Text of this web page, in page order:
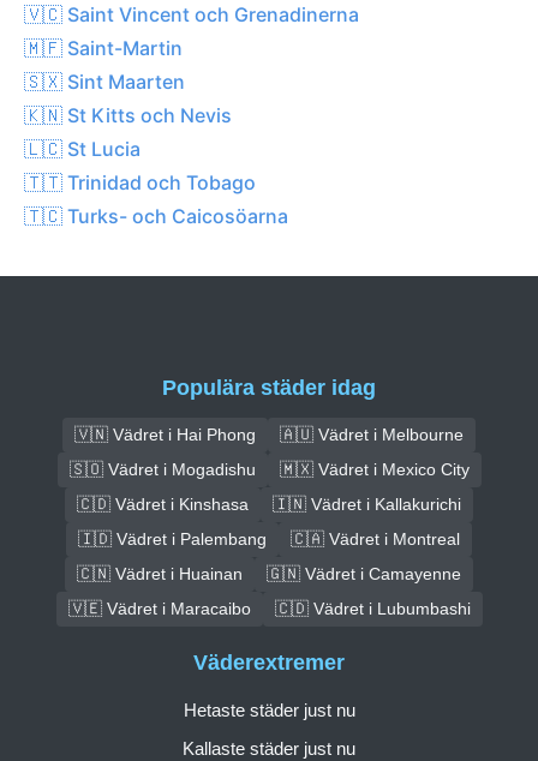
🇻🇨 Saint Vincent och Grenadinerna
🇲🇫 Saint-Martin
🇸🇽 Sint Maarten
🇰🇳 St Kitts och Nevis
🇱🇨 St Lucia
🇹🇹 Trinidad och Tobago
🇹🇨 Turks- och Caicosöarna
Populära städer idag
🇻🇳 Vädret i Hai Phong
🇦🇺 Vädret i Melbourne
🇸🇴 Vädret i Mogadishu
🇲🇽 Vädret i Mexico City
🇨🇩 Vädret i Kinshasa
🇮🇳 Vädret i Kallakurichi
🇮🇩 Vädret i Palembang
🇨🇦 Vädret i Montreal
🇨🇳 Vädret i Huainan
🇬🇳 Vädret i Camayenne
🇻🇪 Vädret i Maracaibo
🇨🇩 Vädret i Lubumbashi
Väderextremer
Hetaste städer just nu
Kallaste städer just nu